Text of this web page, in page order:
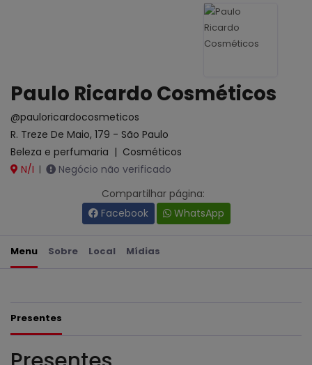
Paulo Ricardo Cosméticos
@pauloricardocosmeticos
R. Treze De Maio, 179 - São Paulo
Beleza e perfumaria | Cosméticos
N/I |
Negócio não verificado
Compartilhar página:
Facebook
WhatsApp
Menu Sobre Local Mídias
Presentes